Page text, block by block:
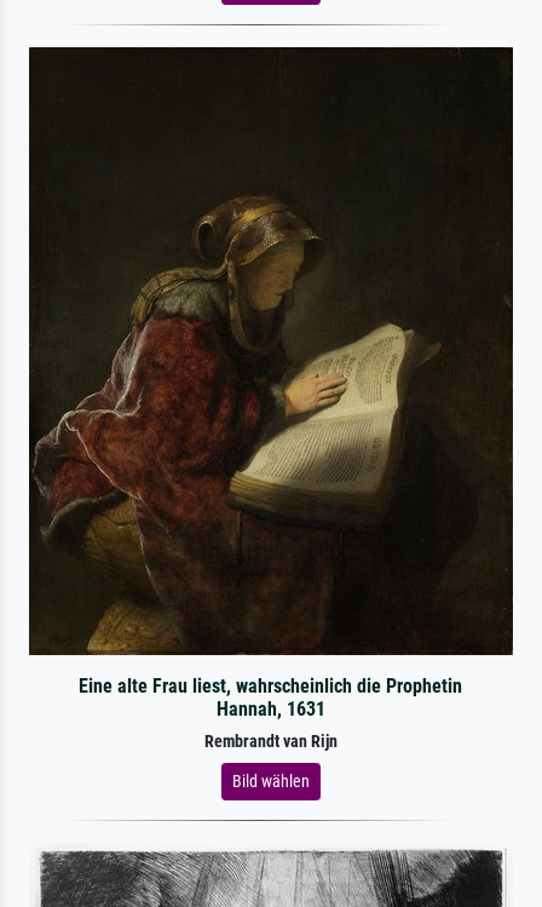
Eine alte Frau liest, wahrscheinlich die Prophetin
Hannah, 1631
Rembrandt van Rijn
Bild wählen